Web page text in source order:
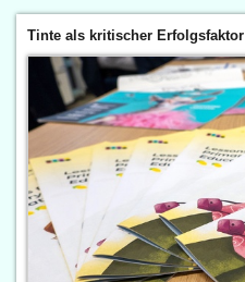
Tinte als kritischer Erfolgsfaktor